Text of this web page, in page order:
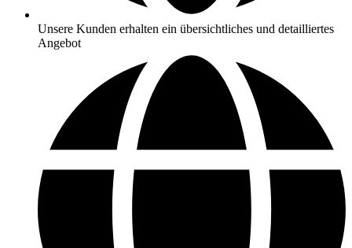
Unsere Kunden erhalten ein übersichtliches und detailliertes
Angebot